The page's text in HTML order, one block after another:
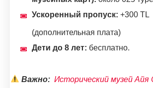
Ускоренный пропуск: +300 TL
(дополнительная плата)
Дети до 8 лет: бесплатно.
Важно:Исторический музей